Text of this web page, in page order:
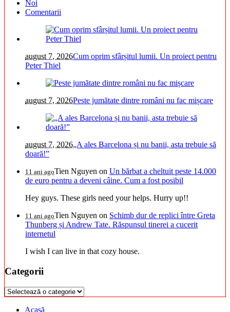
Noi
Comentarii
august 7, 2026Cum oprim sfârșitul lumii. Un proiect pentru
Peter Thiel
august 7, 2026Peste jumătate dintre români nu fac mișcare
august 7, 2026„A ales Barcelona și nu banii, asta trebuie să
doară!”
11 ani agoTien Nguyen on Un bărbat a cheltuit peste 14.000
de euro pentru a deveni câine. Cum a fost posibil
Hey guys. These girls need your helps. Hurry up!!
11 ani agoTien Nguyen on Schimb dur de replici între Greta
Thunberg și Andrew Tate. Răspunsul tinerei a cucerit
internetul
I wish I can live in that cozy house.
Categorii
Categorii
Acasă